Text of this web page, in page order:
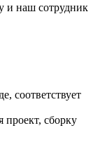
и наш сотрудник
соответствует
проект, сборку